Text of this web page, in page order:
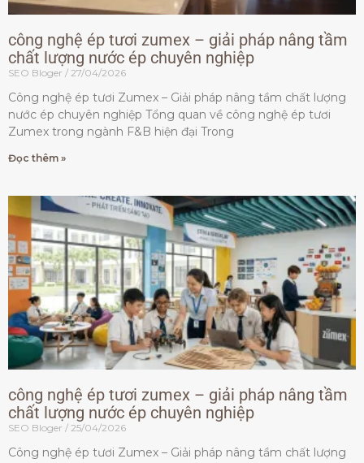
công nghệ ép tươi zumex – giải pháp nâng tầm
chất lượng nước ép chuyên nghiệp
SEO Bloger 27/04/2026
Công nghệ ép tươi Zumex – Giải pháp nâng tầm chất lượng
nước ép chuyên nghiệp Tổng quan về công nghệ ép tươi
Zumex trong ngành F&B hiện đại Trong
Đọc thêm »
công nghệ ép tươi zumex – giải pháp nâng tầm
chất lượng nước ép chuyên nghiệp
SEO Bloger 25/04/2026
Công nghệ ép tươi Zumex – Giải pháp nâng tầm chất lượng